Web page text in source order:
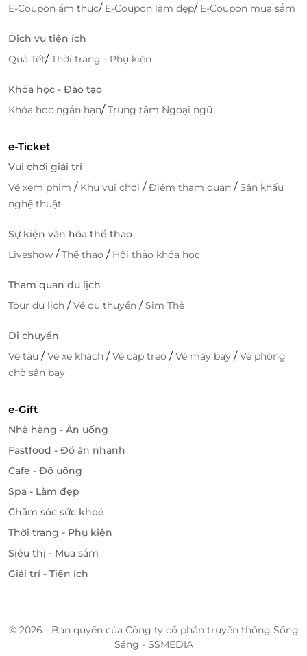
E-Coupon ẩm thực/ E-Coupon làm đẹp/ E-Coupon mua sắm
Dịch vụ tiện ích
Quà Tết/Thời trang - Phụ kiện
Khóa học - Đào tạo
Khóa học ngắn hạn/Trung tâm Ngoại ngữ
e-Ticket
Vui chơi giải trí
Vé xem phim / Khu vui chơi /Điểm tham quan /Sân khấu
nghệ thuật
Sự kiện văn hóa thể thao
Liveshow /Thể thao / Hội thảo khóa học
Tham quan du lịch
Tour du lịch /Vé du thuyền /Sim Thẻ
Di chuyển
Vé tàu /Vé xe khách /Vé cáp treo /Vé máy bay /Vé phòng
chờ sân bay
e-Gift
Nhà hàng - Ăn uống
Fastfood - Đồ ăn nhanh
Cafe - Đồ uống
Spa - Làm đẹp
Chăm sóc sức khoẻ
Thời trang - Phụ kiện
Siêu thị - Mua sắm
Giải trí - Tiện ích
© 2026 - Bản quyền của Công ty cổ phần truyền thông Sông
Sáng - SSMEDIA